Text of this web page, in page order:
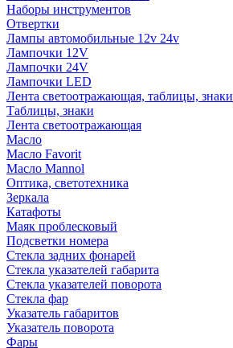
Наборы инструментов
Отвертки
Лампы автомобильные 12v 24v
Лампочки 12V
Лампочки 24V
Лампочки LED
Лента светоотражающая, таблицы, знаки
Таблицы, знаки
Лента светоотражающая
Масло
Масло Favorit
Масло Mannol
Оптика, светотехника
Зеркала
Катафоты
Маяк проблесковый
Подсветки номера
Стекла задних фонарей
Стекла указателей габарита
Стекла указателей поворота
Стекла фар
Указатель габаритов
Указатель поворота
Фары